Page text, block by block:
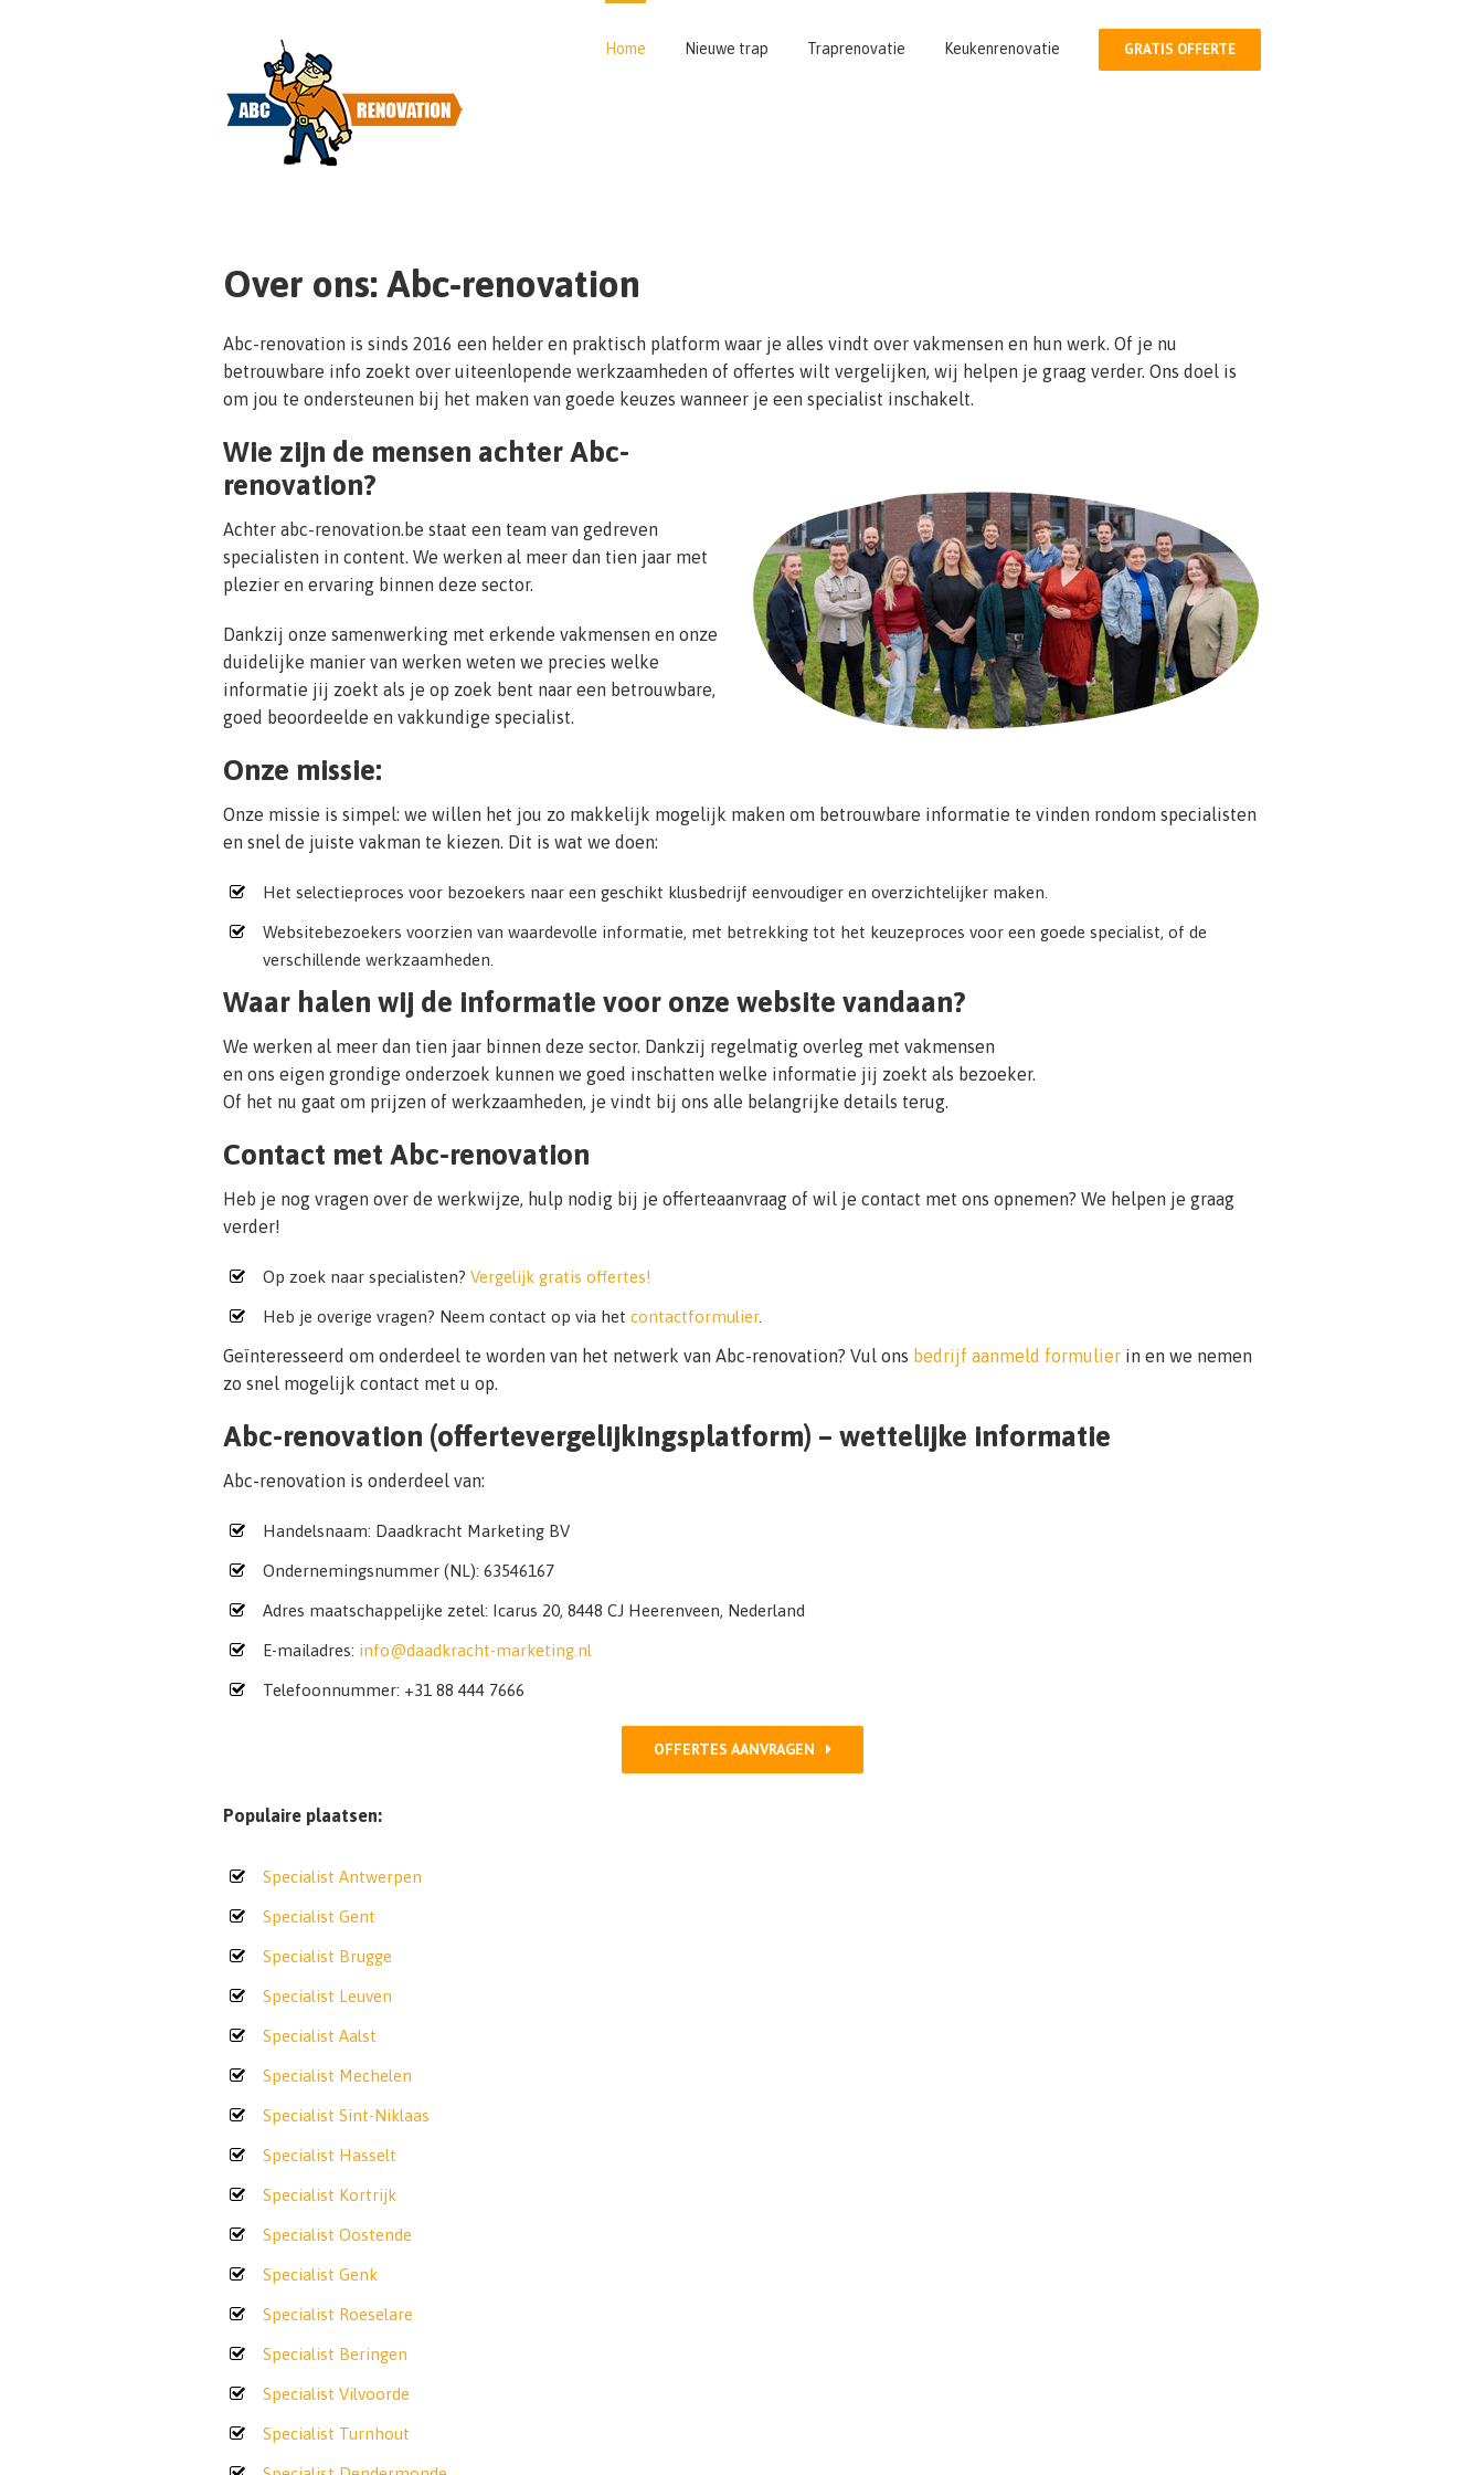
Home Nieuwe trap Traprenovatie Keukenrenovatie GRATIS OFFERTE
Over ons: Abc-renovation
Abc-renovation is sinds 2016 een helder en praktisch platform waar je alles vindt over vakmensen en hun werk. Of je nu
betrouwbare info zoekt over uiteenlopende werkzaamheden of offertes wilt vergelijken, wij helpen je graag verder. Ons doel is
om jou te ondersteunen bij het maken van goede keuzes wanneer je een specialist inschakelt.
Wie zijn de mensen achter Abc-
renovation?
Achter abc-renovation.be staat een team van gedreven
specialisten in content. We werken al meer dan tien jaar met
plezier en ervaring binnen deze sector.
Dankzij onze samenwerking met erkende vakmensen en onze
duidelijke manier van werken weten we precies welke
informatie jij zoekt als je op zoek bent naar een betrouwbare,
goed beoordeelde en vakkundige specialist.
Onze missie:
Onze missie is simpel: we willen het jou zo makkelijk mogelijk maken om betrouwbare informatie te vinden rondom specialisten
en snel de juiste vakman te kiezen. Dit is wat we doen:
Het selectieproces voor bezoekers naar een geschikt klusbedrijf eenvoudiger en overzichtelijker maken.
Websitebezoekers voorzien van waardevolle informatie, met betrekking tot het keuzeproces voor een goede specialist, of de
verschillende werkzaamheden.
Waar halen wij de informatie voor onze website vandaan?
We werken al meer dan tien jaar binnen deze sector. Dankzij regelmatig overleg met vakmensen
en ons eigen grondige onderzoek kunnen we goed inschatten welke informatie jij zoekt als bezoeker.
Of het nu gaat om prijzen of werkzaamheden, je vindt bij ons alle belangrijke details terug.
Contact met Abc-renovation
Heb je nog vragen over de werkwijze, hulp nodig bij je offerteaanvraag of wil je contact met ons opnemen? We helpen je graag
verder!
Op zoek naar specialisten? Vergelijk gratis offertes!
Heb je overige vragen? Neem contact op via het contactformulier.
Geïnteresseerd om onderdeel te worden van het netwerk van Abc-renovation? Vul ons bedrijf aanmeld formulier in en we nemen
zo snel mogelijk contact met u op.
Abc-renovation (offertevergelijkingsplatform) – wettelijke informatie
Abc-renovation is onderdeel van:
Handelsnaam: Daadkracht Marketing BV
Ondernemingsnummer (NL): 63546167
Adres maatschappelijke zetel: Icarus 20, 8448 CJ Heerenveen, Nederland
E-mailadres: info@daadkracht-marketing.nl
Telefoonnummer: +31 88 444 7666
OFFERTES AANVRAGEN
Populaire plaatsen:
Specialist Antwerpen
Specialist Gent
Specialist Brugge
Specialist Leuven
Specialist Aalst
Specialist Mechelen
Specialist Sint-Niklaas
Specialist Hasselt
Specialist Kortrijk
Specialist Oostende
Specialist Genk
Specialist Roeselare
Specialist Beringen
Specialist Vilvoorde
Specialist Turnhout